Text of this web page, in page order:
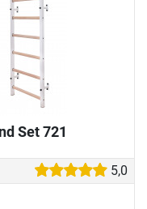
Set 721
5,0